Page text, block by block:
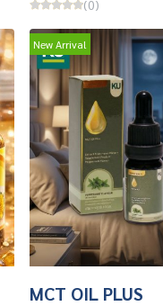
(0)
New Arrival
MCT OIL PLUS